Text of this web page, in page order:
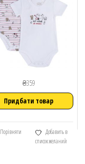
₴359
Придбати товар
Порівняти
Добавить в
список желаний